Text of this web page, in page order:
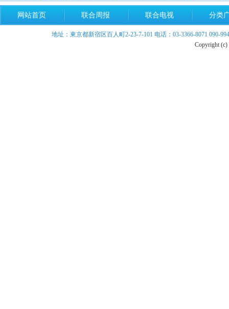
网站首页 联合周报 联合电视 分类
地址：東京都新宿区百人町2-23-7-101 电话：03-3366-8071 090-
Copyright (c)